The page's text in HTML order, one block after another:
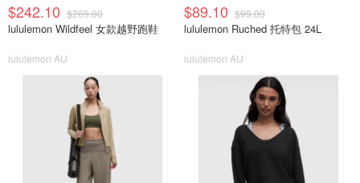
$242.10 $269.00
lululemon Wildfeel 女款越野跑鞋
lululemon AU
$89.10 $99.00
lululemon Ruched 托特包 24L
lululemon AU